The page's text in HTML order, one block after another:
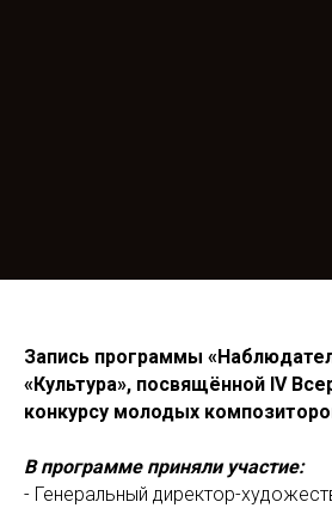
Запись программы
«Культура», посвящённой IV
конкурсу молодых
В программе приняли участие:
- Генеральный директор-